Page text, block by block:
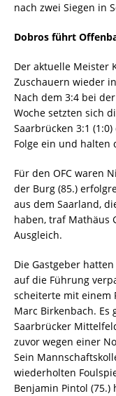
nach zwei Siegen in
Dobros führt
Der aktuelle Meister
Zuschauern wieder
Nach dem 3:4 bei
Woche setzten sich
Saarbrücken 3:1
Folge ein und halten
Für den OFC waren
der Burg (85.)
aus dem Saarland,
haben, traf Mathäus
Ausgleich.
Die Gastgeber
auf die Führung
scheiterte mit einem
Marc Birkenbach. Es
Saarbrücker
zuvor wegen einer
Sein
wiederholten
Benjamin Pintol